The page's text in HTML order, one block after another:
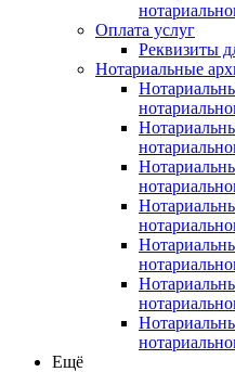
Оплата услуг
Реквизиты
Нотариальные
Ещё